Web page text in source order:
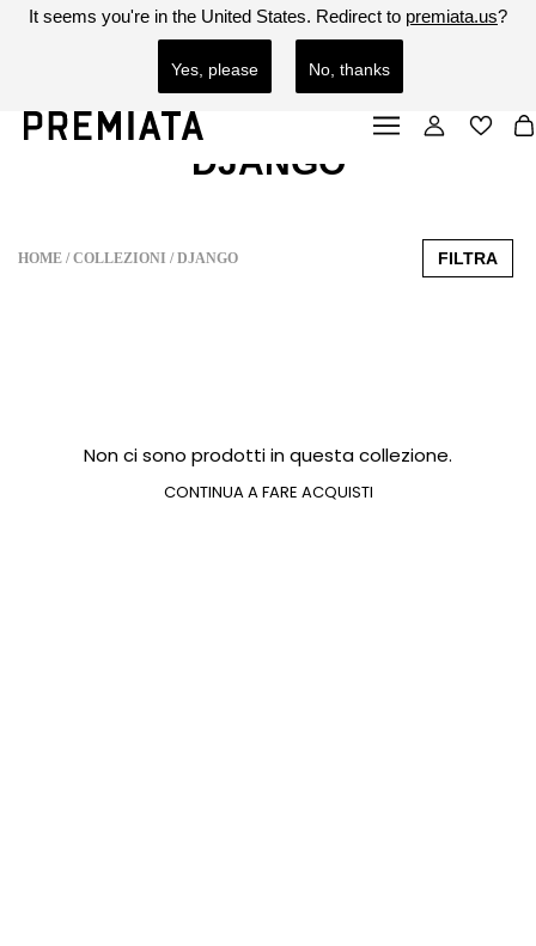
It seems you're in the United States. Redirect to premiata.us?
Yes, please No, thanks
PREMIATA È CONSAPEVOLE DELL'ESISTENZA DI SITI FRAUDOLENTI.SEE MORE SEE LESS
LO STORE ORIGINALE PREMIATA INIZIA CON L'URL: HTTPS://PREMIATA.EU O
HTTPS://PREMIATA.US. PRESTA PARTICOLARE ATTENZIONE A SITI FAKE O FRAUDOLENTI.
DJANGO
HOME COLLEZIONI DJANGO FILTRA
Non ci sono prodotti in questa collezione.
CONTINUA A FARE ACQUISTI